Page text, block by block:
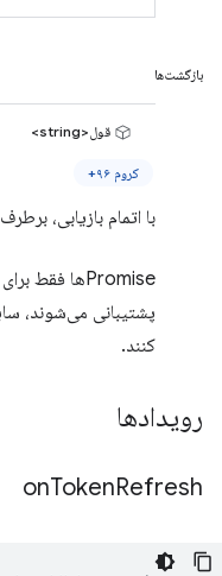
بازگشت‌ها
قول<string>
کروم ۹۶+
با اتمام بازیابی،
کنند.
رویدادها
onTokenRefresh